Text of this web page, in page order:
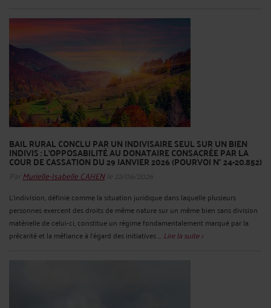
BAIL RURAL CONCLU PAR UN INDIVISAIRE SEUL SUR UN BIEN
INDIVIS : L’OPPOSABILITÉ AU DONATAIRE CONSACRÉE PAR LA
COUR DE CASSATION DU 29 JANVIER 2026 (POURVOI N° 24-20.852)
Par Murielle-Isabelle CAHENle 22/06/2026
L’indivision, définie comme la situation juridique dans laquelle plusieurs
personnes exercent des droits de même nature sur un même bien sans division
matérielle de celui-ci, constitue un régime fondamentalement marqué par la
précarité et la méfiance à l’égard des initiatives ... Lire la suite >